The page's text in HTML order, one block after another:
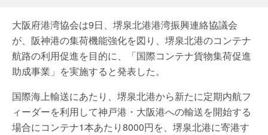
大阪府港湾協会は9日、堺泉北港港湾振興連絡協議会
が、阪神港の集荷機能強化を図り、堺泉北港のコンテナ
航路の利用促進を目的に、「国際コンテナ貨物集荷促進
助成事業」を実施すると発表した。
国際海上輸送にあたり、堺泉北港から新たに定期内航フ
ィーダーを利用して神戸港・大阪港への輸送を開始する
場合にコンテナ1本あたり8000円を、堺泉北港に寄港す